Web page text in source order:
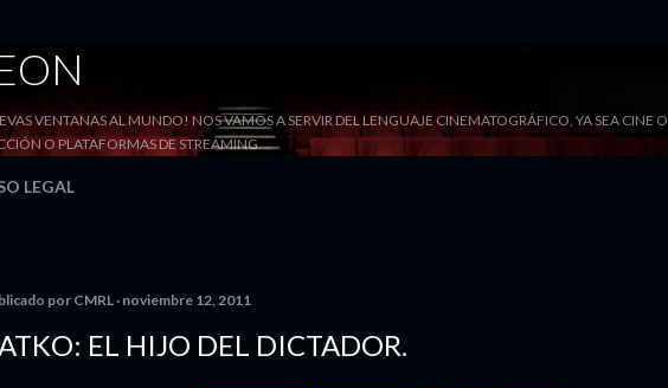
VENTANAS AL MUNDO! NOS VAMOS A SERVIR DEL LENGUAJE CINEMATOGRÁFICO, YA SEA CINE O
O PLATAFORMAS DE STREAMING
LEGAL
por CMRL noviembre 12, 2011
EL HIJO DEL DICTADOR.